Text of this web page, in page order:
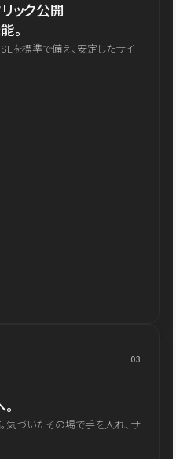
ック公開
。
を標準で備え、安定したサイ
03
気づいたその場で手を入れ、サ